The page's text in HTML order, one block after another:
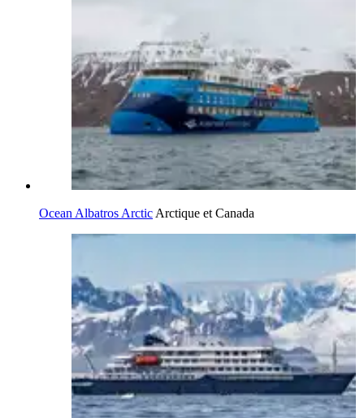
Ocean Albatros Arctic Arctique et Canada